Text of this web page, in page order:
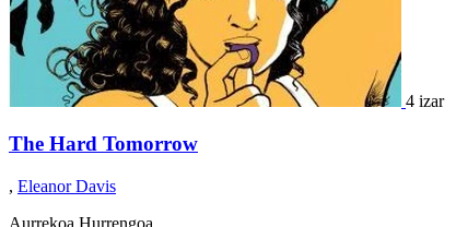
4 izar
The Hard Tomorrow
, Eleanor Davis
Aurrekoa Hurrengoa